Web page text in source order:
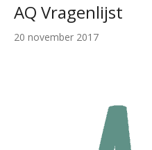
AQ Vragenlijst
20 november 2017